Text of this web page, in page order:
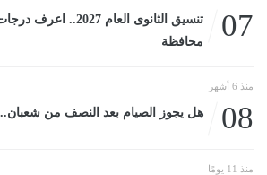
07
محافظة
منذ 6 أشهر
08 هل يجوز الصيام بعد النصف من شعبان..
منذ 11 يومًا